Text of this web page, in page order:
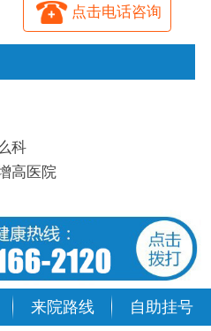
点击电话咨询
科
高医院
来院路线 自助挂号